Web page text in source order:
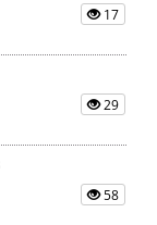
17
29
58